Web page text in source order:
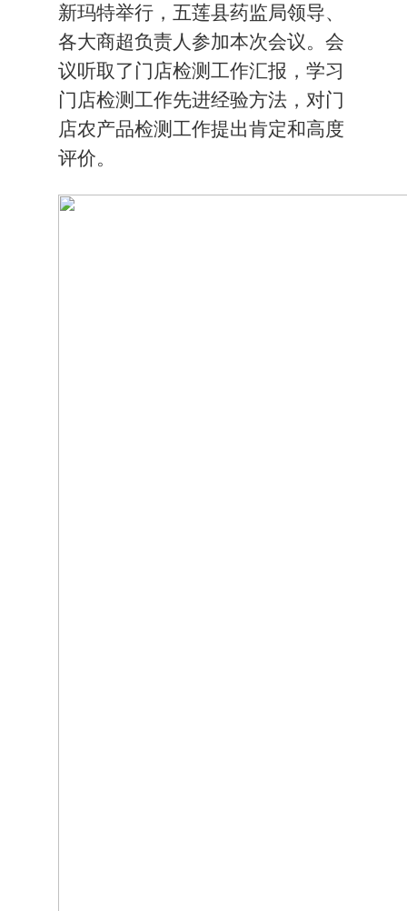
新玛特举行，五莲县药监局领导、
各大商超负责人参加本次会议。会
议听取了门店检测工作汇报，学习
门店检测工作先进经验方法，对门
店农产品检测工作提出肯定和高度
评价。